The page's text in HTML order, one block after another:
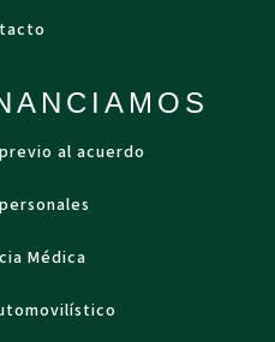
al acuerdo
Médica